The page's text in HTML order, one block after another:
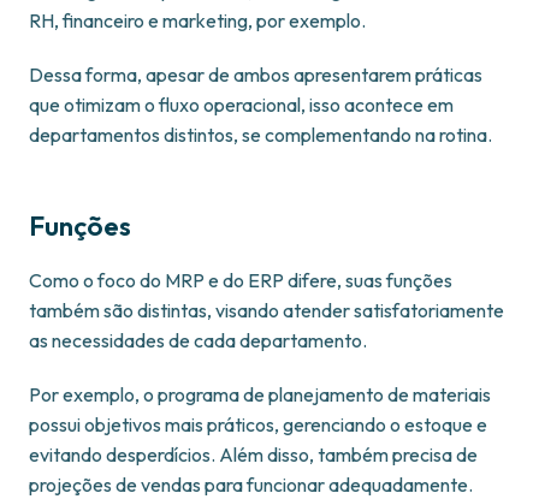
RH, financeiro e marketing, por exemplo.
Dessa forma, apesar de ambos apresentarem práticas
que otimizam o fluxo operacional, isso acontece em
departamentos distintos, se complementando na rotina.
Funções
Como o foco do MRP e do ERP difere, suas funções
também são distintas, visando atender satisfatoriamente
as necessidades de cada departamento.
Por exemplo, o programa de planejamento de materiais
possui objetivos mais práticos, gerenciando o estoque e
evitando desperdícios. Além disso, também precisa de
projeções de vendas para funcionar adequadamente.